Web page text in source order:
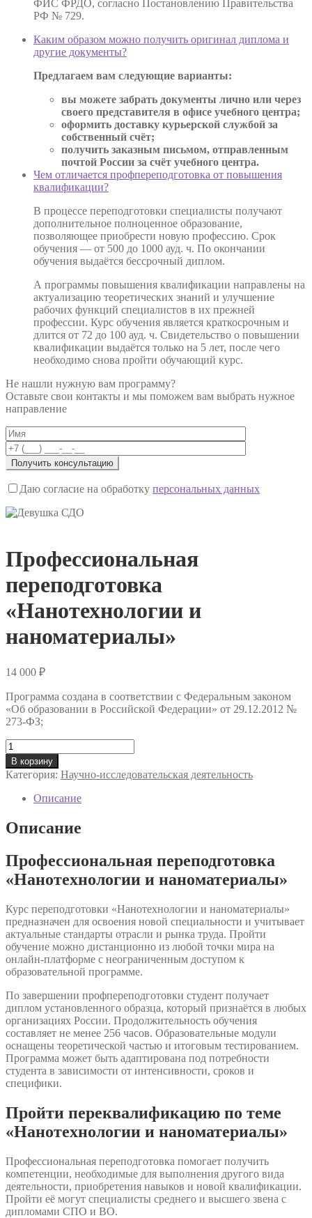
ФИС ФРДО, согласно Постановлению Правительства
РФ № 729.
Каким образом можно получить оригинал диплома и
другие документы?
Предлагаем вам следующие варианты:
вы можете забрать документы лично или через
своего представителя в офисе учебного центра;
оформить доставку курьерской службой за
собственный счёт;
получить заказным письмом, отправленным
почтой России за счёт учебного центра.
Чем отличается профпереподготовка от повышения
квалификации?
В процессе переподготовки специалисты получают
дополнительное полноценное образование,
позволяющее приобрести новую профессию. Срок
обучения — от 500 до 1000 ауд. ч. По окончании
обучения выдаётся бессрочный диплом.
А программы повышения квалификации направлены на
актуализацию теоретических знаний и улучшение
рабочих функций специалистов в их прежней
профессии. Курс обучения является краткосрочным и
длится от 72 до 100 ауд. ч. Свидетельство о повышении
квалификации выдаётся только на 5 лет, после чего
необходимо снова пройти обучающий курс.
Не нашли нужную вам программу?
Оставьте свои контакты и мы поможем вам выбрать нужное
направление
Даю согласие на обработку персональных данных
Профессиональная
переподготовка
«Нанотехнологии и
наноматериалы»
14 000 ₽
Программа создана в соответствии с Федеральным законом
«Об образовании в Российской Федерации» от 29.12.2012 №
273-ФЗ;
Количество
товара
Профессиональная
переподготовка
«Нанотехнологии
наноматериалы»
В корзину
Категория: Научно-исследовательская деятельность
Описание
Описание
Профессиональная переподготовка
«Нанотехнологии и наноматериалы»
Курс переподготовки «Нанотехнологии и наноматериалы»
предназначен для освоения новой специальности и учитывает
актуальные стандарты отрасли и рынка труда. Пройти
обучение можно дистанционно из любой точки мира на
онлайн-платформе с неограниченным доступом к
образовательной программе.
По завершении профпереподготовки студент получает
диплом установленного образца, который признаётся в любых
организациях России. Продолжительность обучения
составляет не менее 256 часов. Образовательные модули
оснащены теоретической частью и итоговым тестированием.
Программа может быть адаптирована под потребности
студента в зависимости от интенсивности, сроков и
специфики.
Пройти переквалификацию по теме
«Нанотехнологии и наноматериалы»
Профессиональная переподготовка помогает получить
компетенции, необходимые для выполнения другого вида
деятельности, приобретения навыков и новой квалификации.
Пройти её могут специалисты среднего и высшего звена с
дипломами СПО и ВО.